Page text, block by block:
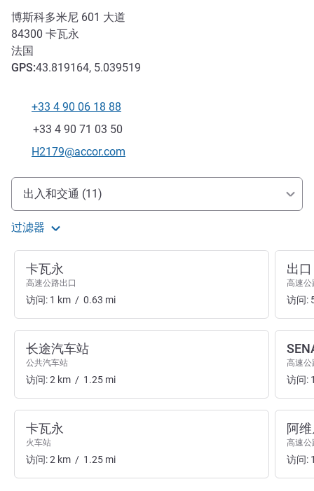
博斯科多米尼 601 大道
84300 卡瓦永
法国
GPS:43.819164, 5.039519
电话
+33 4 90 06 18 88
传真
+33 4 90 71 03 50
联系电子邮件
H2179@accor.com
抵达和交通
出入和交通 (11)
过滤器
卡瓦永
高速公路出口
访问: 1 km / 0.63 mi
长途汽车站
公共汽车站
访问:2 km / 1.25 mi
卡瓦永
火车站
访问:2 km / 1.25 mi
出
高速公
访问:
高速公
访问:
阿
高速公
访问: